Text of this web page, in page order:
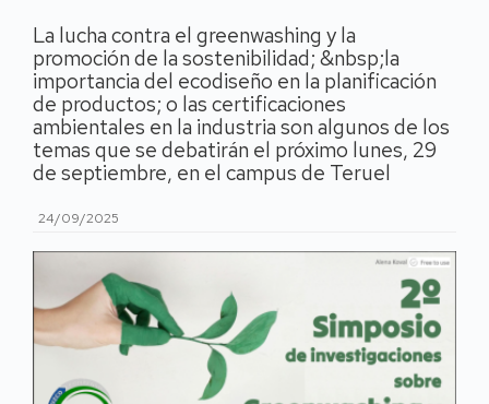
La lucha contra el greenwashing y la
promoción de la sostenibilidad; &nbsp;la
importancia del ecodiseño en la planificación
de productos; o las certificaciones
ambientales en la industria son algunos de los
temas que se debatirán el próximo lunes, 29
de septiembre, en el campus de Teruel
24/09/2025